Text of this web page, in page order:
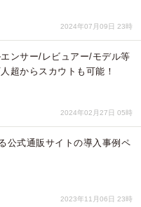
2024年07月09日 23時
ンサー/レビュアー/モデル等
超からスカウトも可能！
2024年02月27日 05時
公式通販サイトの導入事例ペ
2023年11月06日 23時